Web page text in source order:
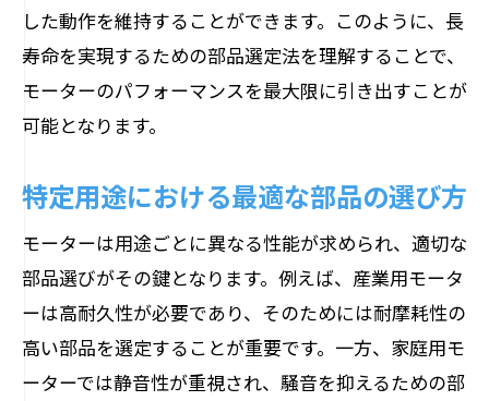
した動作を維持することができます。このように、長
寿命を実現するための部品選定法を理解することで、
モーターのパフォーマンスを最大限に引き出すことが
可能となります。
特定用途における最適な部品の選び方
モーターは用途ごとに異なる性能が求められ、適切な
部品選びがその鍵となります。例えば、産業用モータ
ーは高耐久性が必要であり、そのためには耐摩耗性の
高い部品を選定することが重要です。一方、家庭用モ
ーターでは静音性が重視され、騒音を抑えるための部